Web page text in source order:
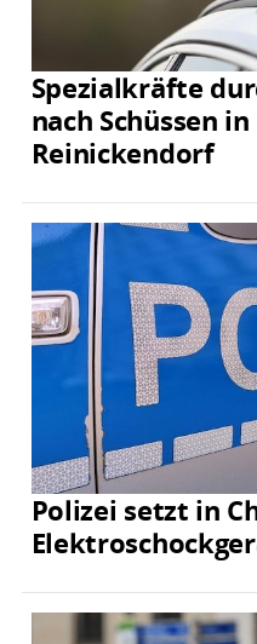
Spezialkräfte
nach Schüssen
Reinickendorf
Polizei setzt in